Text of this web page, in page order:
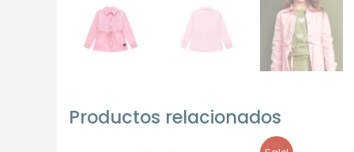
Productos relacionados